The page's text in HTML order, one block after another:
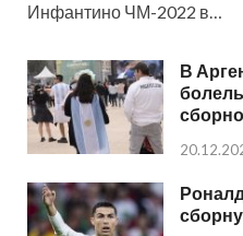
Инфантино ЧМ-2022 в…
В